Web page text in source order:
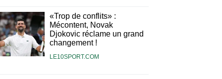
«Trop de conflits» :
Mécontent, Novak
Djokovic réclame un grand
changement !
LE10SPORT.COM